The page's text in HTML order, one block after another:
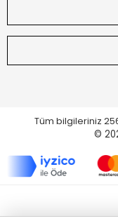
Tüm bilgileriniz
©